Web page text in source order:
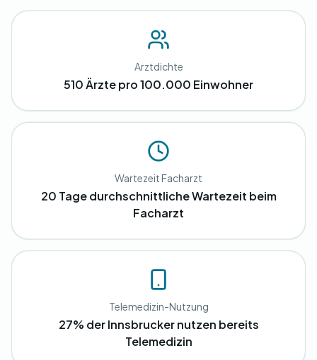
Arztdichte
510 Ärzte pro 100.000 Einwohner
Wartezeit Facharzt
20 Tage durchschnittliche Wartezeit beim
Facharzt
Telemedizin-Nutzung
27% der Innsbrucker nutzen bereits
Telemedizin